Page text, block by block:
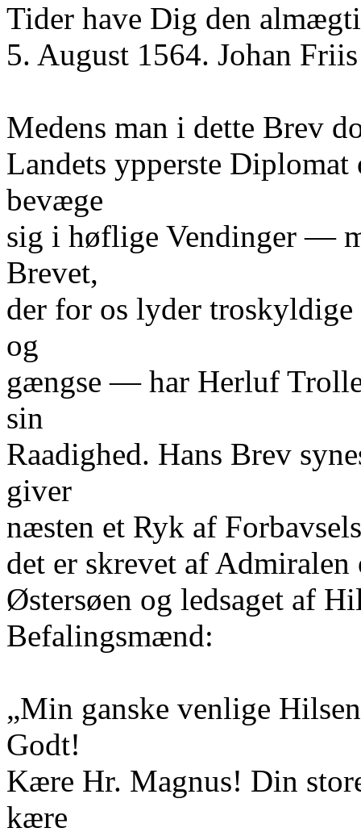
Tider have Dig den
5. August 1564. Johan
Medens man i dette Brev
Landets ypperste
bevæge
sig i høflige Vendinger —
Brevet,
der for os lyder
og
gængse — har Herluf
sin
Raadighed. Hans Brev
giver
næsten et Ryk af
det er skrevet af
Østersøen og ledsaget af
Befalingsmænd:
„Min ganske venlige
Godt!
Kære Hr. Magnus! Din
kære